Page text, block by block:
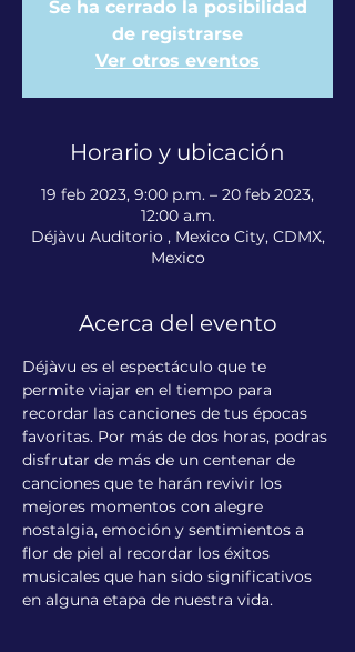
Se ha cerrado la posibilidad
de registrarse
Ver otros eventos
Horario y ubicación
19 feb 2023, 9:00 p.m. – 20 feb 2023,
12:00 a.m.
Déjàvu Auditorio , Mexico City, CDMX,
Mexico
Acerca del evento
Déjàvu es el espectáculo que te
permite viajar en el tiempo para
recordar las canciones de tus épocas
favoritas. Por más de dos horas, podras
disfrutar de más de un centenar de
canciones que te harán revivir los
mejores momentos con alegre
nostalgia, emoción y sentimientos a
flor de piel al recordar los éxitos
musicales que han sido significativos
en alguna etapa de nuestra vida.